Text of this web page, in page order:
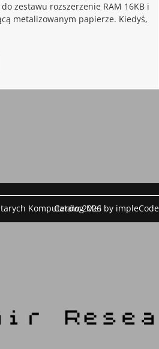
zestawu rozszerzenie RAM 16KB i
metalizowanym papierze. Kiedyś,
Komputerów 2026
Catalog Me! by impleCode